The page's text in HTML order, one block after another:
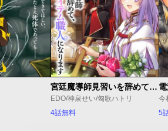
宮廷魔導師見習いを辞めて、魔法アイテム職人になります
EDO/神泉せい/匈歌ハトリ
4話無料
今
5